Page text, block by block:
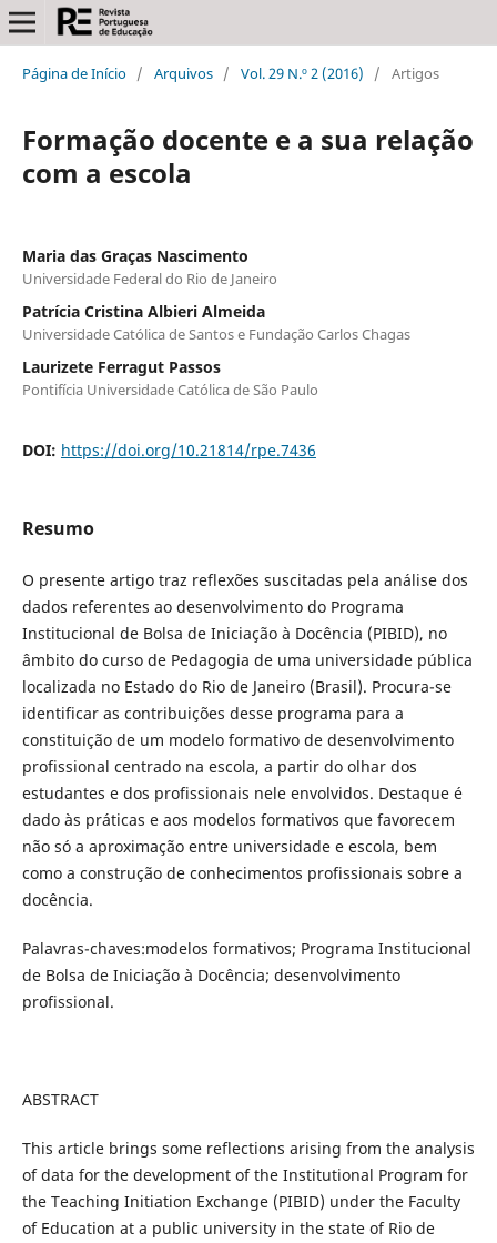
Página de Início / Arquivos / Vol. 29 N.º 2 (2016) / Artigos
Formação docente e a sua relação
com a escola
Maria das Graças Nascimento
Universidade Federal do Rio de Janeiro
Patrícia Cristina Albieri Almeida
Universidade Católica de Santos e Fundação Carlos Chagas
Laurizete Ferragut Passos
Pontifícia Universidade Católica de São Paulo
DOI: https://doi.org/10.21814/rpe.7436
Resumo
O presente artigo traz reflexões suscitadas pela análise dos
dados referentes ao desenvolvimento do Programa
Institucional de Bolsa de Iniciação à Docência (PIBID), no
âmbito do curso de Pedagogia de uma universidade pública
localizada no Estado do Rio de Janeiro (Brasil). Procura-se
identificar as contribuições desse programa para a
constituição de um modelo formativo de desenvolvimento
profissional centrado na escola, a partir do olhar dos
estudantes e dos profissionais nele envolvidos. Destaque é
dado às práticas e aos modelos formativos que favorecem
não só a aproximação entre universidade e escola, bem
como a construção de conhecimentos profissionais sobre a
docência.
Palavras-chaves:modelos formativos; Programa Institucional
de Bolsa de Iniciação à Docência; desenvolvimento
profissional.
ABSTRACT
This article brings some reflections arising from the analysis
of data for the development of the Institutional Program for
the Teaching Initiation Exchange (PIBID) under the Faculty
of Education at a public university in the state of Rio de